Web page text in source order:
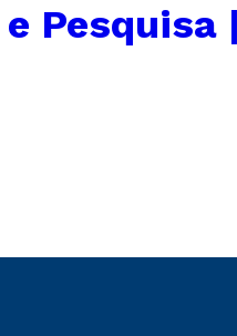
Pesquisa